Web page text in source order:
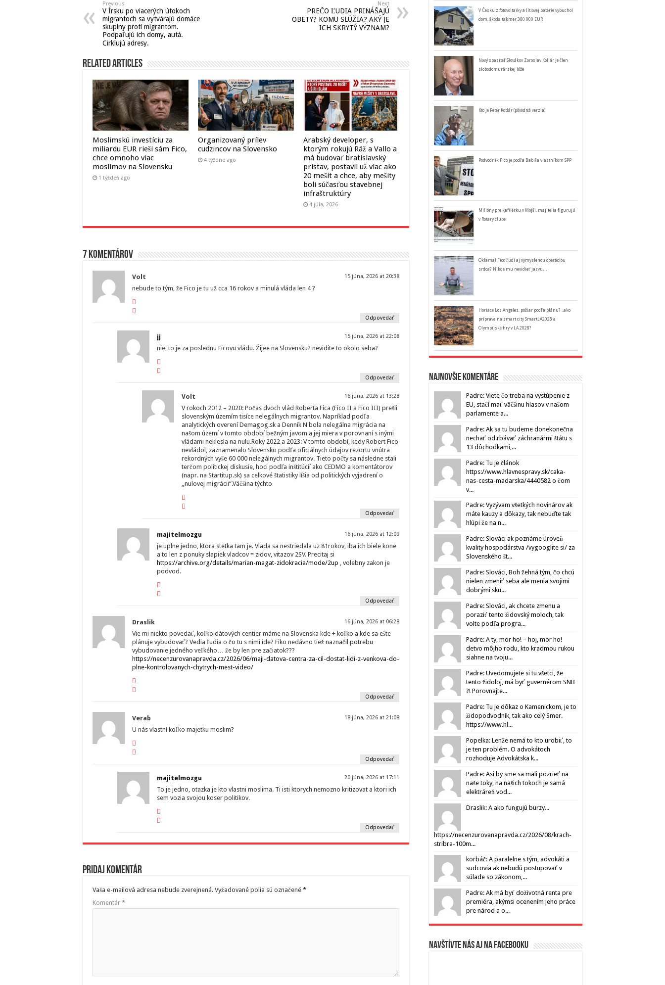
Previous
V Írsku po viacerých útokoch
migrantoch sa vytvárajú domáce
skupiny proti migrantom.
Podpaľujú ich domy, autá.
Cirklujú adresy.
Next
PREČO ĽUDIA PRINÁŠAJÚ
OBETY? KOMU SLÚŽIA? AKÝ JE
ICH SKRYTÝ VÝZNAM?
Related Articles
Moslimskú investíciu za
miliardu EUR rieši sám Fico,
chce omnoho viac
moslimov na Slovensku
1 týždeň ago
Organizovaný prílev
cudzincov na Slovensko
4 týždne ago
Arabský developer, s
ktorým rokujú Ráž a Vallo a
má budovať bratislavský
prístav, postavil už viac ako
20 mešít a chce, aby mešity
boli súčasťou stavebnej
infraštruktúry
4 júla, 2026
7 komentárov
Volt 15 júna, 2026 at 20:38
nebude to tým, že Fico je tu už cca 16 rokov a minulá vláda len 4 ?
Odpovedať
jj 15 júna, 2026 at 22:08
nie, to je za poslednu Ficovu vládu. Žijee na Slovensku? nevidite to okolo seba?
Odpovedať
Volt 16 júna, 2026 at 13:28
V rokoch 2012 – 2020: Počas dvoch vlád Roberta Fica (Fico II a Fico III) prešli
slovenským územím tisíce nelegálnych migrantov. Napríklad podľa
analytických overení Demagog.sk a Denník N bola nelegálna migrácia na
našom území v tomto období bežným javom a jej miera v porovnaní s inými
vládami neklesla na nulu.Roky 2022 a 2023: V tomto období, kedy Robert Fico
nevládol, zaznamenalo Slovensko podľa oficiálnych údajov rezortu vnútra
rekordných vyše 60 000 nelegálnych migrantov. Tieto počty sa následne stali
terčom politickej diskusie, hoci podľa inštitúcií ako CEDMO a komentátorov
(napr. na Startitup.sk) sa celkové štatistiky líšia od politických vyjadrení o
„nulovej migrácii“.Väčšina týchto
Odpovedať
majitelmozgu 16 júna, 2026 at 12:09
je uplne jedno, ktora stetka tam je. Vlada sa nestriedala uz 81rokov, iba ich biele kone
a to len z ponuky slapiek vladcov = zidov, vitazov 2SV. Precitaj si
https://archive.org/details/marian-magat-zidokracia/mode/2up , volebny zakon je
podvod.
Odpovedať
Draslik 16 júna, 2026 at 06:28
Vie mi niekto povedať, koľko dátových centier máme na Slovenska kde + koľko a kde sa ešte
plánuje vybudovať? Vedia ľudia o čo tu s nimi ide? Fiko nedávno tiež naznačil potrebu
vybudovanie jedného veľkého… že by len pre začiatok???
https://necenzurovanapravda.cz/2026/06/maji-datova-centra-za-cil-dostat-lidi-z-venkova-do-
plne-kontrolovanych-chytrych-mest-video/
Odpovedať
Verab 18 júna, 2026 at 21:08
U nás vlastní koľko majetku moslim?
Odpovedať
majitelmozgu 20 júna, 2026 at 17:11
To je jedno, otazka je kto vlastni moslima. Ti isti ktorych nemozno kritizovat a ktori ich
sem vozia svojou koser politikov.
Odpovedať
Pridaj komentár
Vaša e-mailová adresa nebude zverejnená. Vyžadované polia sú označené *
Komentár *
V Česku z fotovoltaiky a lítiovej batérie vybuchol
dom, škoda takmer 300 000 EUR
Nový spasiteľ Slovákov Zoroslav Kollár je člen
slobodomurárskej lóže
Kto je Peter Kotlár (pôvodná verzia)
Podvodník Fico je podľa Babiša vlastníkom SPP
Milióny pre kafilérku v Mojši, majitelia figurujú
v Rotary clube
Oklamal Fico ľudí aj vymyslenou operáciou
srdca? Nikde mu nevidieť jazvu…
Horiace Los Angeles, požiar podľa plánu? ..ako
príprava na smart city SmartLA2028 a
Olympijské hry v LA 2028?
Najnovšie komentáre
Padre: Viete čo treba na vystúpenie z
EU, stačí mať väčšinu hlasov v našom
parlamente a...
Padre: Ak sa tu budeme donekonečna
nechať od.rbávať záchranármi štátu s
13 dôchodkami,...
Padre: Tu je článok
https://www.hlavnespravy.sk/caka-
nas-cesta-madarska/4440582 o čom
v...
Padre: Vyzývam všetkých novinárov ak
máte kauzy a dôkazy, tak nebuďte tak
hlúpi že na n...
Padre: Slováci ak poznáme úroveň
kvality hospodárstva /vygooglite si/ za
Slovenského št...
Padre: Slováci, Boh žehná tým, čo chcú
nielen zmeniť seba ale menia svojimi
dobrými sku...
Padre: Slováci, ak chcete zmenu a
poraziť tento židovský moloch, tak
volte podľa progra...
Padre: A ty, mor ho! – hoj, mor ho!
detvo môjho rodu, kto kradmou rukou
siahne na tvoju...
Padre: Uvedomujete si tu všetci, že
tento židoloj, má byť guvernérom SNB
?! Porovnajte...
Padre: Tu je dôkaz o Kamenickom, je to
židopodvodník, tak ako celý Smer.
https://www.hl...
Popelka: Lenže nemá to kto urobiť, to
je ten problém. O advokátoch
rozhoduje Advokátska k...
Padre: Asi by sme sa mali pozrieť na
naše toky, na našich tokoch je samá
elektráreň vod...
Draslik: A ako fungujú burzy...
https://necenzurovanapravda.cz/2026/08/krach-
stribra-100m...
korbáč: A paralelne s tým, advokáti a
sudcovia ak nebudú postupovať v
súlade so zákonom,...
Padre: Ak má byť doživotná renta pre
premiéra, akýmsi ocenením jeho práce
pre národ a o...
Navštívte nás aj na Facebooku